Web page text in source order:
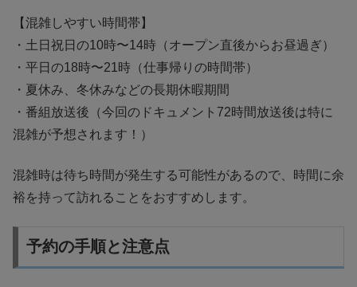
【混雑しやすい時間帯】
・土日祝日の10時〜14時（オープン直後からお昼過ぎ）
・平日の18時〜21時（仕事帰りの時間帯）
・夏休み、冬休みなどの長期休暇期間
・番組放送後（今回のドキュメント72時間放送後は特に
混雑が予想されます！）
混雑時は待ち時間が発生する可能性があるので、時間に余
裕を持って訪れることをおすすめします。
予約の手順と注意点